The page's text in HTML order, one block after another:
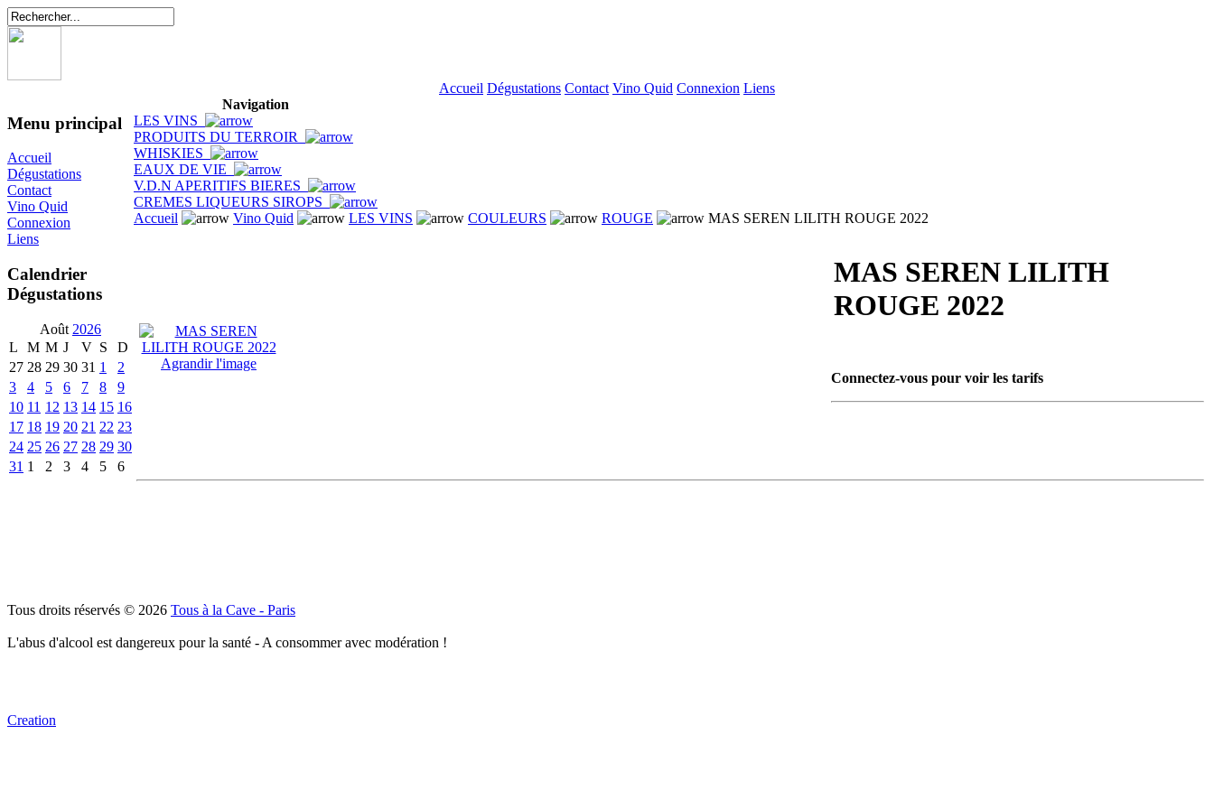
Accueil Dégustations Contact Vino Quid Connexion Liens
Menu principal
Accueil
Dégustations
Contact
Vino Quid
Connexion
Liens
Calendrier
Dégustations
Août 2026
L
M M J V S
D
27 28 29 30 31 1
2
3
4 5 6 7 8
9
10 11 12 13 14 15 16
17 18 19 20 21 22 23
24 25 26 27 28 29 30
31 1 2 3 4 5 6
Navigation
LES VINS
PRODUITS DU TERROIR
WHISKIES
EAUX DE VIE
V.D.N APERITIFS BIERES
CREMES LIQUEURS SIROPS
Accueil
Vino Quid LES VINS COULEURS ROUGE MAS SEREN LILITH ROUGE 2022
Agrandir l'image
MAS SEREN LILITH
ROUGE 2022
Connectez-vous pour voir les tarifs
Tous droits réservés © 2026 Tous à la Cave - Paris
L'abus d'alcool est dangereux pour la santé - A consommer avec modération !
Creation